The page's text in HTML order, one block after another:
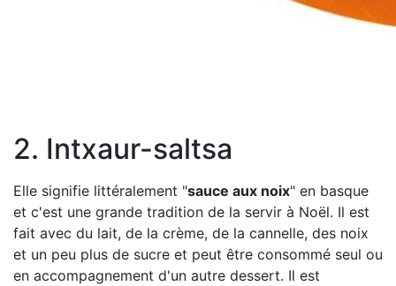
2. Intxaur-saltsa
Elle signifie littéralement "sauce aux noix" en basque
et c'est une grande tradition de la servir à Noël. Il est
fait avec du lait, de la crème, de la cannelle, des noix
et un peu plus de sucre et peut être consommé seul ou
en accompagnement d'un autre dessert. Il est